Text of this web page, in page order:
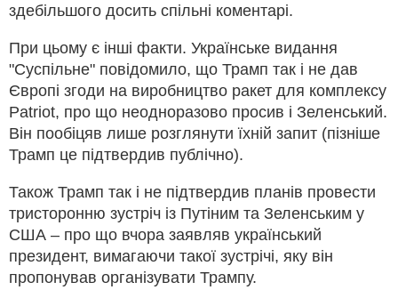
здебільшого досить спільні коментарі.
При цьому є інші факти. Українське видання
"Суспільне" повідомило, що Трамп так і не дав
Європі згоди на виробництво ракет для комплексу
Patriot, про що неодноразово просив і Зеленський.
Він пообіцяв лише розглянути їхній запит (пізніше
Трамп це підтвердив публічно).
Також Трамп так і не підтвердив планів провести
тристоронню зустріч із Путіним та Зеленським у
США – про що вчора заявляв український
президент, вимагаючи такої зустрічі, яку він
пропонував організувати Трампу.